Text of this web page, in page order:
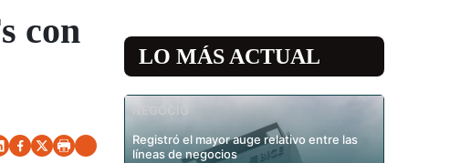
con
LO MÁS ACTUAL
NEGOCIO
Registró el mayor auge relativo entre las
líneas de negocios